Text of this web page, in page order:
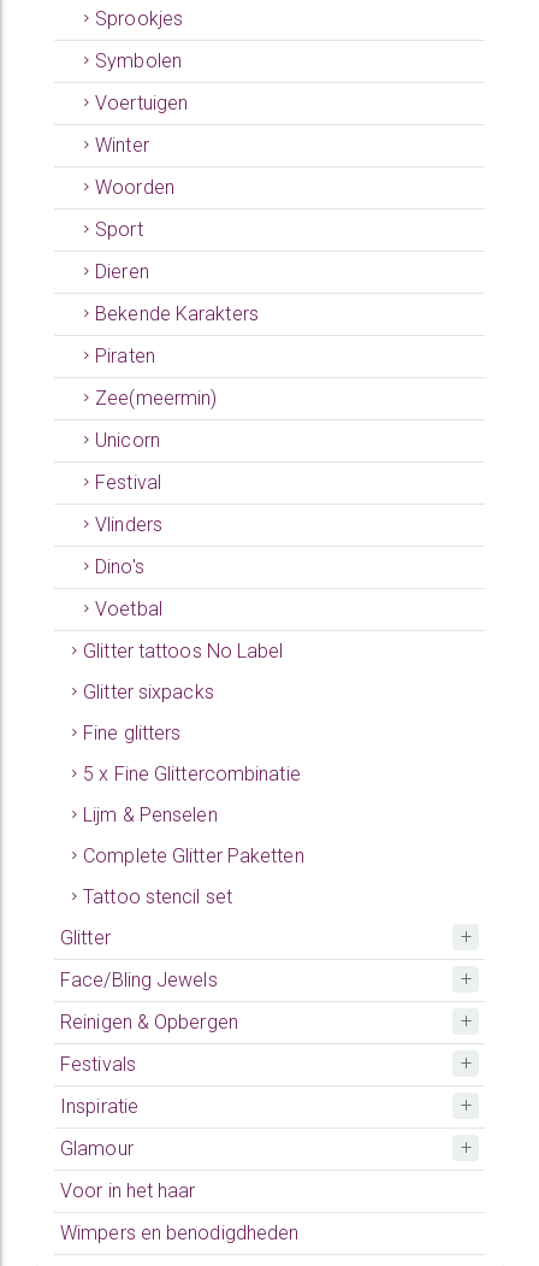
Sprookjes
Symbolen
Voertuigen
Winter
Woorden
Sport
Dieren
Bekende Karakters
Piraten
Zee(meermin)
Unicorn
Festival
Vlinders
Dino's
Voetbal
Glitter tattoos No Label
Glitter sixpacks
Fine glitters
5 x Fine Glittercombinatie
Lijm & Penselen
Complete Glitter Paketten
Tattoo stencil set
Glitter
Face/Bling Jewels
Reinigen & Opbergen
Festivals
Inspiratie
Glamour
Voor in het haar
Wimpers en benodigdheden